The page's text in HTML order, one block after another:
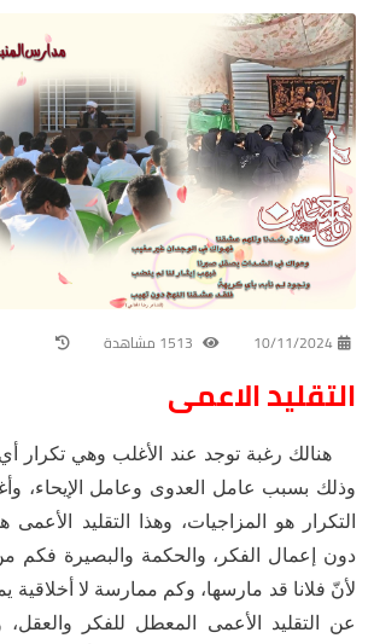
10/11/2024
التقليد الاعمى
هنالك رغبة توجد عند الأغلب وهي تكرار
وذلك بسبب عامل العدوى وعامل الإيحاء،
التكرار هو المزاجيات، وهذا التقليد
دون إعمال الفكر، والحكمة والبصيرة فكم
لأنّ فلانا قد مارسها، وكم ممارسة لا أخلاقية
عن التقليد الأعمى المعطل للفكر